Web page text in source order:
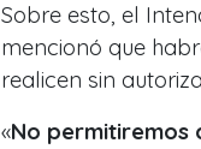
Sobre esto, el
mencionó que
realicen sin
«No permitiremos